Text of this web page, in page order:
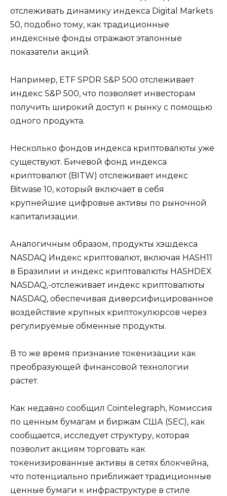
отслеживать динамику индекса Digital Markets
50, подобно тому, как традиционные
индексные фонды отражают эталонные
показатели акций.
Например, ETF SPDR S&P 500 отслеживает
индекс S&P 500, что позволяет инвесторам
получить широкий доступ к рынку с помощью
одного продукта.
Несколько фондов индекса криптовалюты уже
существуют. Бичевой фонд индекса
криптовалют (BITW) отслеживает индекс
Bitwase 10, который включает в себя
крупнейшие цифровые активы по рыночной
капитализации.
Аналогичным образом, продукты хэшдекса
NASDAQ Индекс криптовалют, включая HASH11
в Бразилии и индекс криптовалюты HASHDEX
NASDAQ,-отслеживает индекс криптовалюты
NASDAQ, обеспечивая диверсифицированное
воздействие крупных криптокулюрсов через
регулируемые обменные продукты.
В то же время признание токенизации как
преобразующей финансовой технологии
растет.
Как недавно сообщил Cointelegraph, Комиссия
по ценным бумагам и биржам США (SEC), как
сообщается, исследует структуру, которая
позволит акциям торговать как
токенизированные активы в сетях блокчейна,
что потенциально приближает традиционные
ценные бумаги к инфраструктуре в стиле